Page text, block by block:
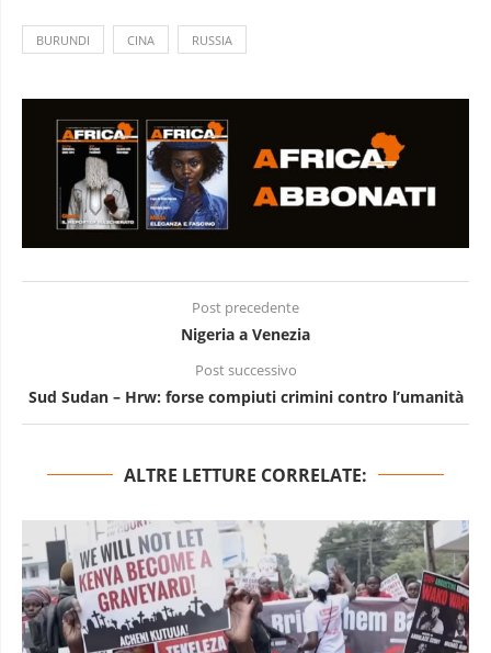
BURUNDI CINA RUSSIA
Post precedente
Nigeria a Venezia
Post successivo
Sud Sudan – Hrw: forse compiuti crimini contro l’umanità
ALTRE LETTURE CORRELATE: